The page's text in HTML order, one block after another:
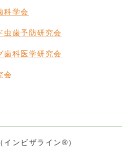
科学会
虫歯予防研究会
歯科医学研究会
会
（インビザライン®）